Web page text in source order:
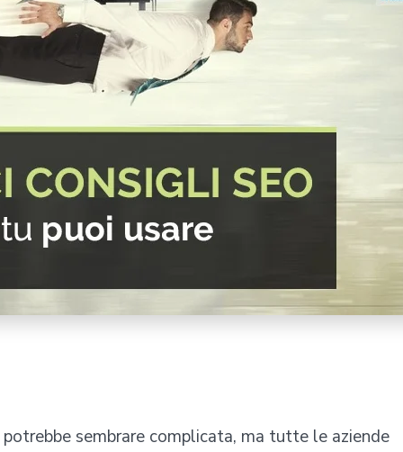
sembrare complicata, ma tutte le aziende